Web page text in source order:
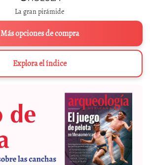
La gran pirámide
Más opciones de compra
Explora el índice